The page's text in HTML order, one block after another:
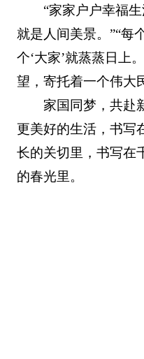
“家家户户幸福
就是人间美景。”“每
个‘大家’就蒸蒸日上
望，寄托着一个伟大
家国同梦，共赴
更美好的生活，书写
长的关切里，书写在
的春光里。